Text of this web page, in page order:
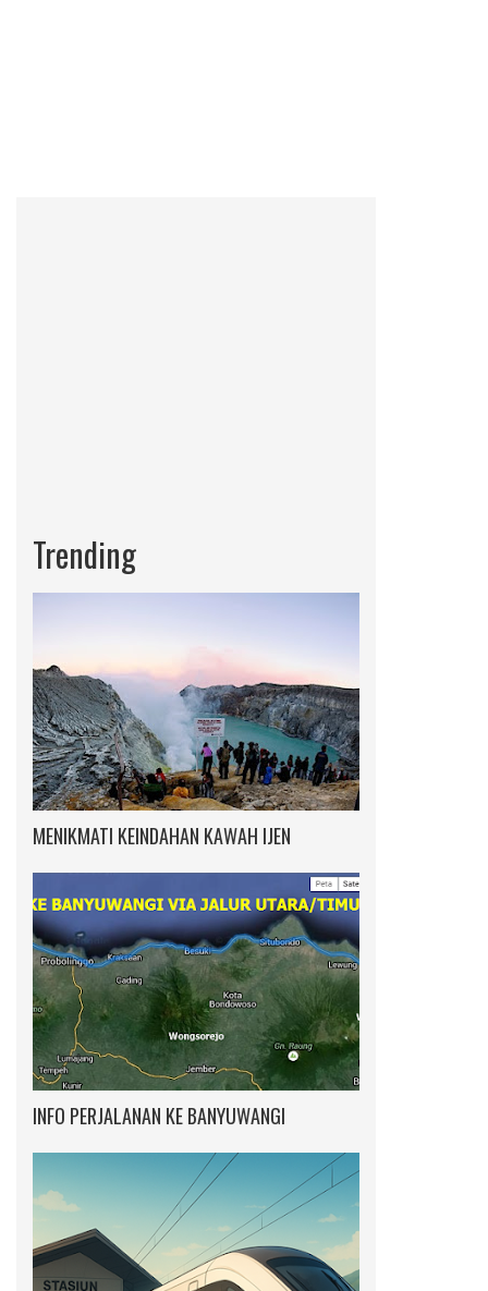
Trending
MENIKMATI KEINDAHAN KAWAH IJEN
INFO PERJALANAN KE BANYUWANGI